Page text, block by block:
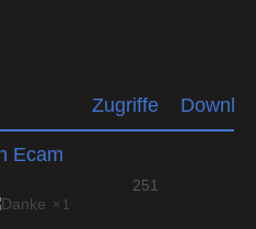
Zugriffe
Ecam
1
251